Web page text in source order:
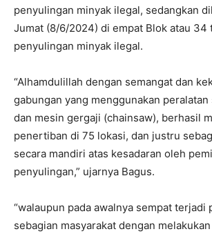
penyulingan minyak ilegal, sedangkan
Jumat (8/6/2024) di empat Blok atau 34
penyulingan minyak ilegal.
“Alhamdulillah dengan semangat dan
gabungan yang menggunakan
dan mesin gergaji (chainsaw), berhasil
penertiban di 75 lokasi, dan justru
secara mandiri atas kesadaran oleh
penyulingan,” ujarnya Bagus.
“walaupun pada awalnya sempat terjadi
sebagian masyarakat dengan